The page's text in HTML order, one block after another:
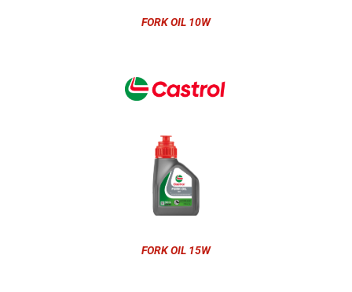
FORK OIL 10W
FORK OIL 15W